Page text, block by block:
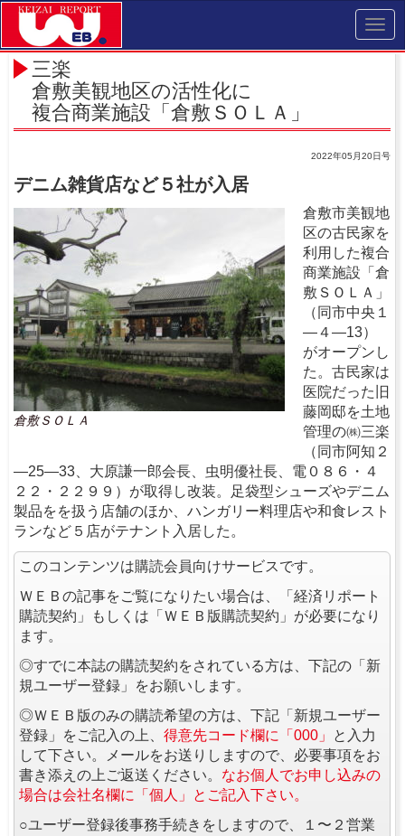
三楽
倉敷美観地区の活性化に
複合商業施設「倉敷ＳＯＬＡ」
2022年05月20日号
デニム雑貨店など５社が入居
倉敷ＳＯＬＡ
倉敷市美観地
区の古民家を
利用した複合
商業施設「倉
敷ＳＯＬＡ」
（同市中央１
―４―13）
がオープンし
た。古民家は
医院だった旧
藤岡邸を土地
管理の㈱三楽
（同市阿知２
―25―33、大原謙一郎会長、虫明優社長、電０８６・４
２２・２２９９）が取得し改装。足袋型シューズやデニム
製品をを扱う店舗のほか、ハンガリー料理店や和食レスト
ランなど５店がテナント入居した。
このコンテンツは購読会員向けサービスです。
ＷＥＢの記事をご覧になりたい場合は、「経済リポート
購読契約」もしくは「ＷＥＢ版購読契約」が必要になり
ます。
◎すでに本誌の購読契約をされている方は、下記の「新
規ユーザー登録」をお願いします。
◎ＷＥＢ版のみの購読希望の方は、下記「新規ユーザー
登録」をご記入の上、 得意先コード欄に「000」
と入力
して下さい。メールをお送りしますので、必要事項をお
書き添えの上ご返送ください。 なお個人でお申し込みの
場合は会社名欄に「個人」とご記入下さい。
○ユーザー登録後事務手続きをしますので、１〜２営業